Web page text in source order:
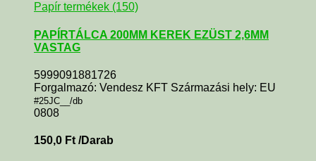
Papír termékek (150)
PAPÍRTÁLCA 200MM KEREK EZÜST 2,6MM
VASTAG
5999091881726
Forgalmazó: Vendesz KFT Származási hely: EU
#25JC__/db
0808
150,0 Ft /Darab